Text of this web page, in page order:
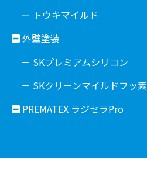
ー トウキマイルド
外壁塗装
ー SKプレミアムシリコン
ー SKクリーンマイルドフッ素
PREMATEX ラジセラPro